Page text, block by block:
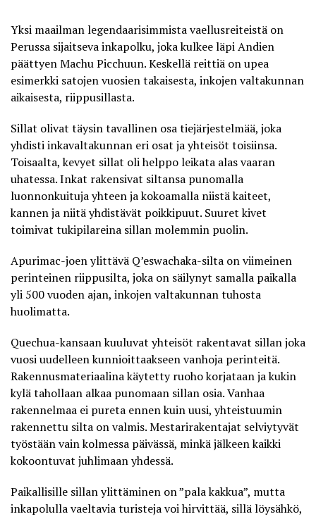
Yksi maailman legendaarisimmista vaellusreiteistä on
Perussa sijaitseva inkapolku, joka kulkee läpi Andien
päättyenMachu Picchuun. Keskellä reittiä on upea
esimerkki satojen vuosien takaisesta, inkojen valtakunnan
aikaisesta, riippusillasta.
Sillat olivat täysin tavallinen osa tiejärjestelmää, joka
yhdisti inkavaltakunnan eri osat ja yhteisöt toisiinsa.
Toisaalta, kevyet sillat oli helppo leikata alas vaaran
uhatessa. Inkat rakensivat siltansa punomalla
luonnonkuituja yhteen ja kokoamalla niistä kaiteet,
kannen ja niitä yhdistävät poikkipuut. Suuret kivet
toimivat tukipilareina sillan molemmin puolin.
Apurimac-joen ylittävä Q’eswachaka-silta on viimeinen
perinteinen riippusilta, joka on säilynyt samalla paikalla
yli 500 vuoden ajan, inkojen valtakunnan tuhosta
huolimatta.
Quechua-kansaan kuuluvat yhteisöt rakentavat sillan joka
vuosi uudelleen kunnioittaakseen vanhoja perinteitä.
Rakennusmateriaalina käytetty ruoho korjataan ja kukin
kylä tahollaan alkaa punomaan sillan osia. Vanhaa
rakennelmaa ei pureta ennen kuin uusi, yhteistuumin
rakennettu silta on valmis. Mestarirakentajat selviytyvät
työstään vain kolmessa päivässä, minkä jälkeen kaikki
kokoontuvat juhlimaan yhdessä.
Paikallisille sillan ylittäminen on ”pala kakkua”, mutta
inkapolulla vaeltavia turisteja voi hirvittää, sillä löysähkö,